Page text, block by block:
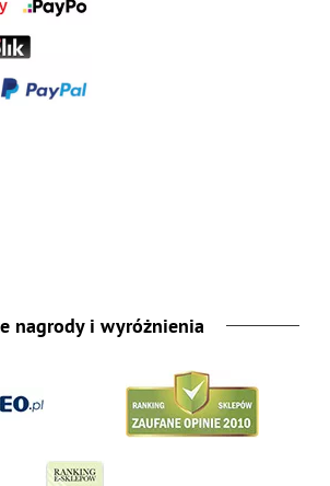
nagrody i wyróżnienia